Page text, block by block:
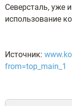
Северсталь, уже
использование
Источник:
from=top_main_1